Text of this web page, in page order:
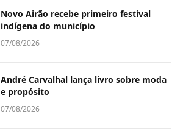
Novo Airão recebe primeiro festival
indígena do município
07/08/2026
André Carvalhal lança livro sobre moda
e propósito
07/08/2026